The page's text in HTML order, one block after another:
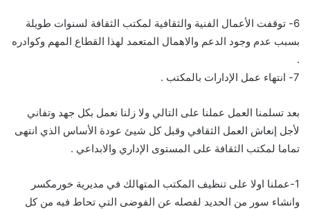
6- توقفت الأعمال الفنية والثقافية لمكتب الثقافة لسنوات طويلة
بسبب عدم وجود الدعم والاهمال المتعمد لهذا القطاع المهم وكوادره
.
7- انتهاء عمل الإدارات بالمكتب .
بعد تسلمنا العمل عملنا على التالي ولا زلنا نعمل بكل جهد وتفاني
لأجل إنعاش العمل الثقافي وقبل كل شيئ عودة الأساس الذي انتهى
تماما لمكتب الثقافة على المستوى الإداري والابداعي .
1-عملنا اولا على تنظيف المكتب المتهالك في مديرية خورمكسر
وانشاء سور من الحديد لفصله عن الفوضى التي تحاط فيه من كل